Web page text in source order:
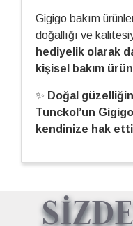
Gigigo bakım
doğallığı ve
hediyelik olarak
kişisel bakım
✨ Doğal
Tunckol’un
kendinize hak